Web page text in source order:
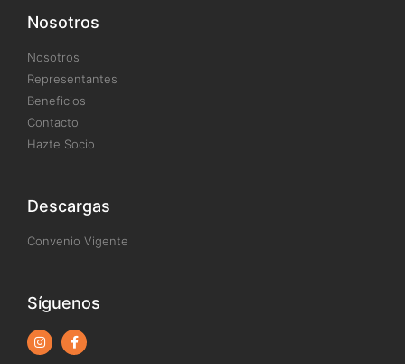
Nosotros
Nosotros
Representantes
Beneficios
Contacto
Hazte Socio
Descargas
Convenio Vigente
Síguenos